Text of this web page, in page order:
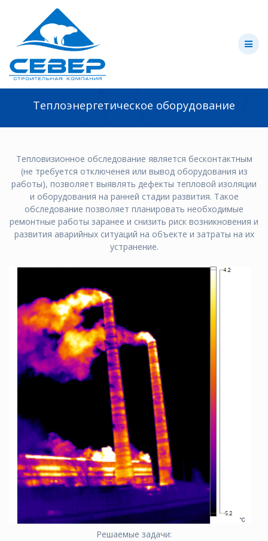
Теплоэнергетическое оборудование
Тепловизионное обследование является бесконтактным
(не требуется отключенея или вывод оборудования из
работы), позволяет выявлять дефекты тепловой изоляции
и оборудования на ранней стадии развития. Такое
обследование позволяет планировать необходимые
ремонтные работы заранее и снизить риск возникновения и
развития аварийных ситуаций на объекте и затраты на их
устранение.
Решаемые задачи: